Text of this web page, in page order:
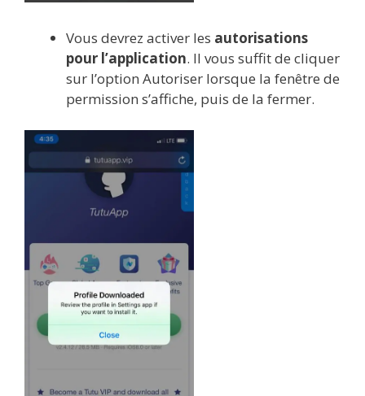
Vous devrez activer les autorisations
pour l’application. Il vous suffit de cliquer
sur l’option Autoriser lorsque la fenêtre de
permission s’affiche, puis de la fermer.